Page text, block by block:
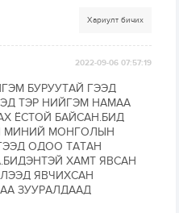
Хариулт бичих
2022-09-06 07:57:19
БУРУУТАЙ ГЭЭД
ТЭР НИЙГЭМ НАМАА
ЁСТОЙ БАЙСАН.БИД
МИНИЙ МОНГОЛЫН
ОДОО ТАТАН
ХАМТ ЯВСАН
ЯВЧИХСАН
ЗУУРАЛДААД